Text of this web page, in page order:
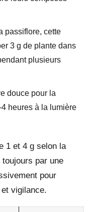
passiflore, cette
3 g de plante dans
plusieurs
douce pour la
heures à la lumière
1 et 4 g selon la
par une
pour
et vigilance.